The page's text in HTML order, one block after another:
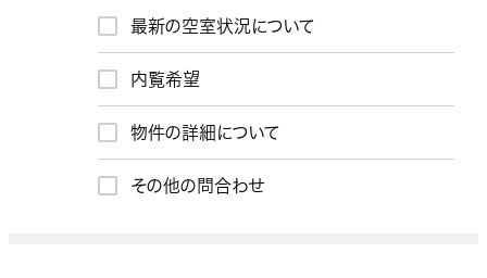
最新の空室状況について
内覧希望
物件の詳細について
その他の問合わせ
お問合わせ内容